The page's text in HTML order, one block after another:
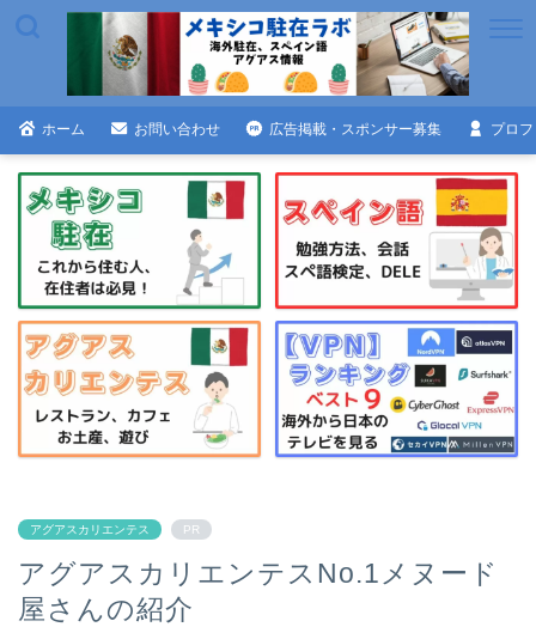
ホーム お問い合わせ 広告掲載・スポンサー募集 プロ
アグアスカリエンテス PR
アグアスカリエンテスNo.1メヌード
屋さんの紹介